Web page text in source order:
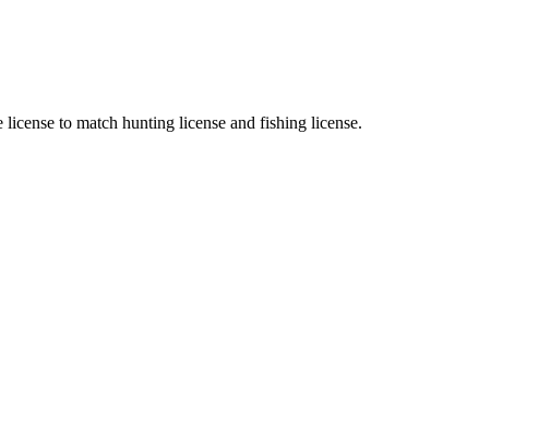
to match hunting license and fishing license.